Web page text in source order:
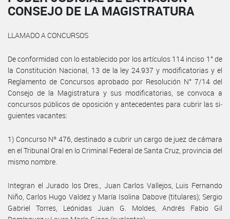
CONSEJO DE LA MAGISTRATURA
LLAMADO A CONCURSOS
De conformidad con lo establecido por los artículos 114 inciso 1° de
la Cons­titución Nacional, 13 de la ley 24.937 y modificatorias y el
Reglamento de Concursos aprobado por Resolución N° 7/14 del
Consejo de la Magistratura y sus modificatorias, se convoca a
concursos públicos de oposición y antecedentes para cubrir las si­
guientes vacantes:
1) Concurso Nº 476, destinado a cubrir un cargo de juez de cámara
en el Tribunal Oral en lo Criminal Federal de Santa Cruz, provincia del
mismo nombre.
Integran el Jurado los Dres., Juan Carlos Vallejos, Luis Fernando
Niño, Carlos Hugo Valdez y María Isolina Dabove (titulares); Sergio
Gabriel Torres, Leónidas Juan G. Moldes, Andrés Fabio Gil